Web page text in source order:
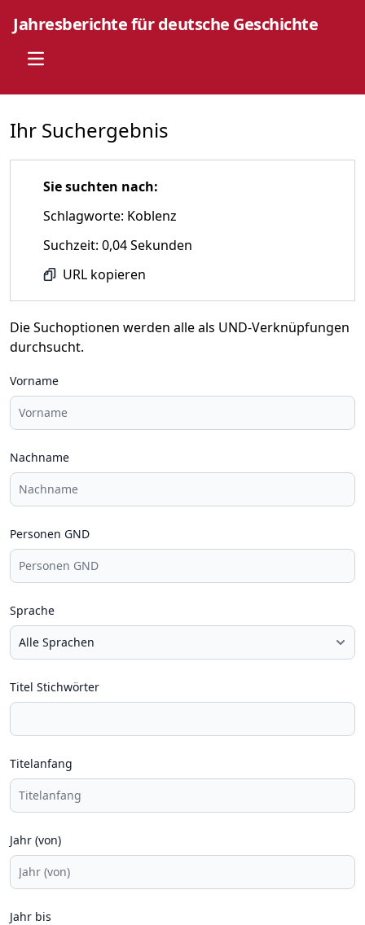
Jahresberichte für deutsche Geschichte
Open main menu
Ihr Suchergebnis
Sie suchten nach:
Schlagworte: Koblenz
Suchzeit: 0,04 Sekunden
URL kopieren
Die Suchoptionen werden alle als UND-Verknüpfungen
durchsucht.
Vorname
Nachname
Personen GND
Sprache
Titel Stichwörter
Titelanfang
Jahr (von)
Jahr bis